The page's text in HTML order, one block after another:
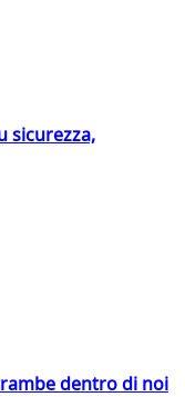
sicurezza,
dentro di noi